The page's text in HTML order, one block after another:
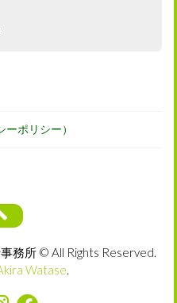
ポリシー）
務所 © All Rights Reserved.
Watase.